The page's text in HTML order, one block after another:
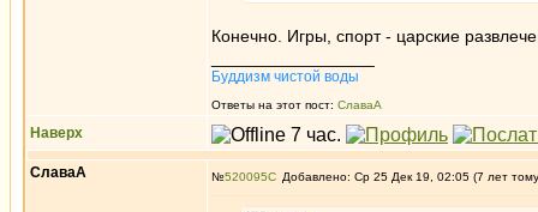
Конечно. Игры, спорт - царские
Буддизм чистой воды
Ответы на этот пост: СлаваА
Наверх
СлаваА №520095 Добавлено: Ср 25 Дек 19, 02:05 (7 лет